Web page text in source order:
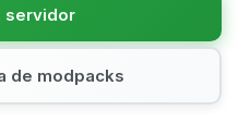
servidor
de modpacks